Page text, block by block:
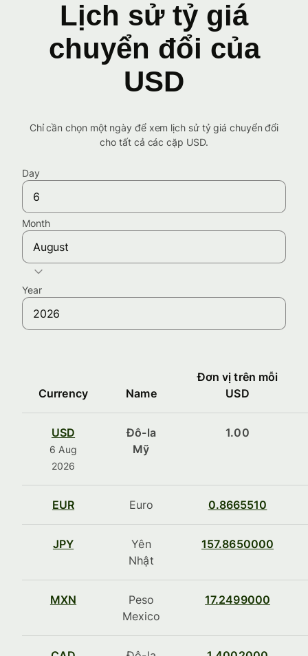
Lịch sử tỷ giá
chuyển đổi của
USD
Chỉ cần chọn một ngày để xem lịch sử tỷ giá chuyển đổi
cho tất cả các cặp USD.
Day
Month
August
Year
Currency Name
Đơn vị trên mỗi
USD
USD
6 Aug
2026
Đô-la
Mỹ
1.00
EUR Euro 0.8665510
JPY
Yên
Nhật
157.8650000
MXN
Peso
Mexico
17.2499000